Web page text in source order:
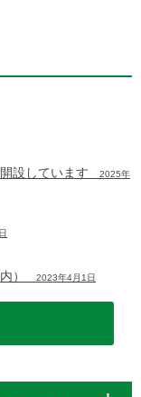
設しています 2025年
内） 2023年4月1日